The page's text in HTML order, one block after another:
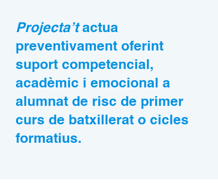
Projecta’tactua
preventivament oferint
suport competencial,
acadèmic i emocional a
alumnat de risc de primer
curs de batxillerat o cicles
formatius.